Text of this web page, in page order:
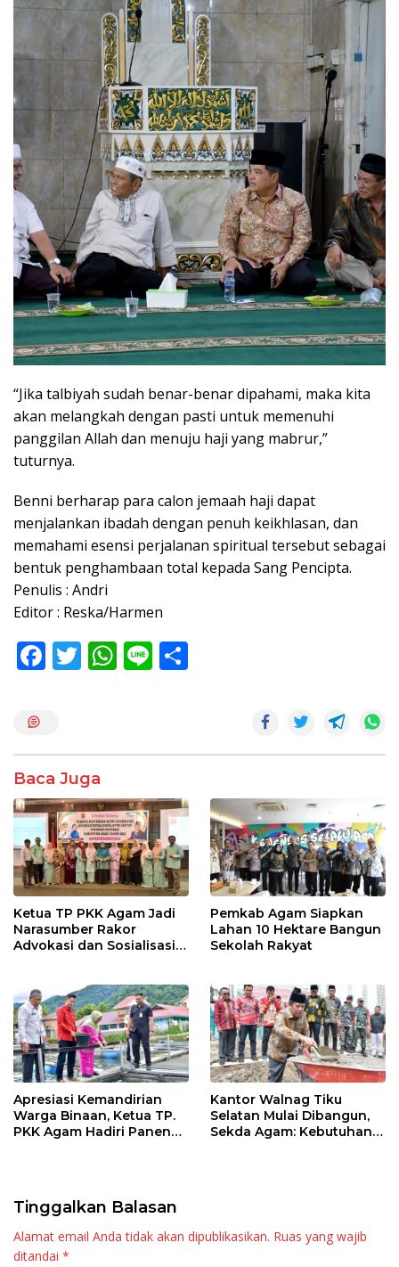
“Jika talbiyah sudah benar-benar dipahami, maka kita
akan melangkah dengan pasti untuk memenuhi
panggilan Allah dan menuju haji yang mabrur,”
tuturnya.
Benni berharap para calon jemaah haji dapat
menjalankan ibadah dengan penuh keikhlasan, dan
memahami esensi perjalanan spiritual tersebut sebagai
bentuk penghambaan total kepada Sang Pencipta.
Penulis : Andri
Editor : Reska/Harmen
F
o
o
k
T W
p
p
Li
Baca Juga
Ketua TP PKK Agam Jadi
Narasumber Rakor
Advokasi dan Sosialisasi
Pemkab Agam Siapkan
Lahan 10 Hektare Bangun
Sekolah Rakyat
Apresiasi Kemandirian
Warga Binaan, Ketua TP.
PKK Agam Hadiri Panen
Kantor Walnag Tiku
Selatan Mulai Dibangun,
Sekda Agam: Kebutuhan
Tinggalkan Balasan
Alamat email Anda tidak akan dipublikasikan. Ruas yang wajib
ditandai *